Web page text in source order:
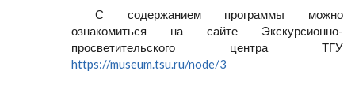
С содержанием программы можно
ознакомиться на сайте Экскурсионно-
просветительского центра ТГУ
https://museum.tsu.ru/node/3